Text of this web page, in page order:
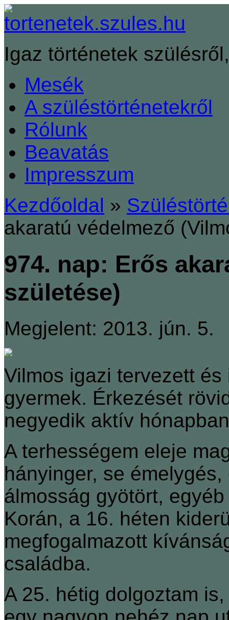
Igaz történetek
Mesék
A szüléstörténetekről
Rólunk
Beavatás
Impresszum
Kezdőoldal »
akaratú védelmező
974. nap: Erős
születése)
Megjelent: 2013. jún. 5.
Vilmos igazi tervezett
gyermek. Érkezését
negyedik aktív
A terhességem eleje
hányinger, se
álmosság gyötört,
Korán, a 16. héten
megfogalmazott
családba.
A 25. hétig dolgoztam